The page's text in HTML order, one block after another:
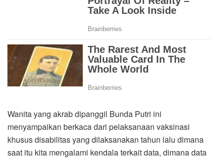
Wanita yang akrab dipanggil Bunda Putri ini
menyampaikan berkaca dari pelaksanaan vaksinasi
khusus disabilitas yang dilaksanakan tahun lalu dimana
saat itu kita mengalami kendala terkait data, dimana data